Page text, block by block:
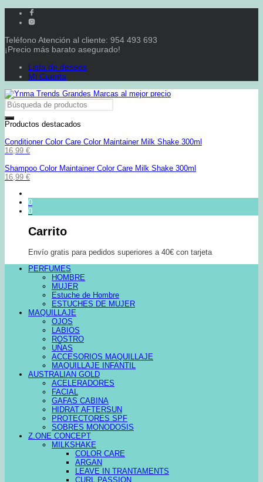
Teléfono Atención al cliente: 954 493 693
¡Precio más barato asegurado!
Lista de deseos
Mi Cuenta
Productos destacados
Conditioner Color Care Color Maintainer Milk Shake 300ml
16,99 €
Shampoo Color Maintainer Color Care Milk Shake 300ml
16,99 €
0
0
Carrito
Envío gratis para pedidos superiores a 40€ con tarjeta
PERFUMES
HOMBRE
MUJER
Estuche de Hombre
ESTUCHES DE MUJER
MAQUILLAJE
OJOS
LABIOS
ROSTRO
UÑAS
ACCESORIOS MAQUILLAJE
MAQUILLAJE INFANTIL
AUSTRALIAN GOLD
ACELERADORES
FACIAL
GAFAS CABINA
HIDRAT AFTERSUN
PROTECTORES SPF
SOBRES MONODOSIS
Z.ONE CONCEPT
MILKSHAKE
COLOR CARE
ARGAN
LEAVE IN TRANTAMENTS
CURL PASSION